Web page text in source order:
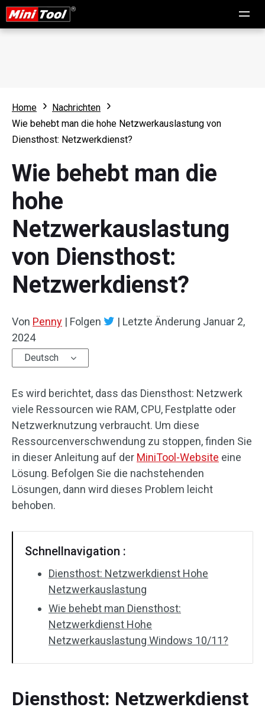
Home
Nachrichten
Wie behebt man die hohe Netzwerkauslastung von
Diensthost: Netzwerkdienst?
Wie behebt man die
hohe
Netzwerkauslastung
von Diensthost:
Netzwerkdienst?
Von Penny | Folgen | Letzte Änderung Januar 2,
2024
Deutsch
Es wird berichtet, dass das Diensthost: Netzwerk
viele Ressourcen wie RAM, CPU, Festplatte oder
Netzwerknutzung verbraucht. Um diese
Ressourcenverschwendung zu stoppen, finden Sie
in dieser Anleitung auf der MiniTool-Website eine
Lösung. Befolgen Sie die nachstehenden
Lösungen, dann wird dieses Problem leicht
behoben.
Schnellnavigation :
Diensthost: Netzwerkdienst Hohe
Netzwerkauslastung
Wie behebt man Diensthost:
Netzwerkdienst Hohe
Netzwerkauslastung Windows 10/11?
Diensthost: Netzwerkdienst